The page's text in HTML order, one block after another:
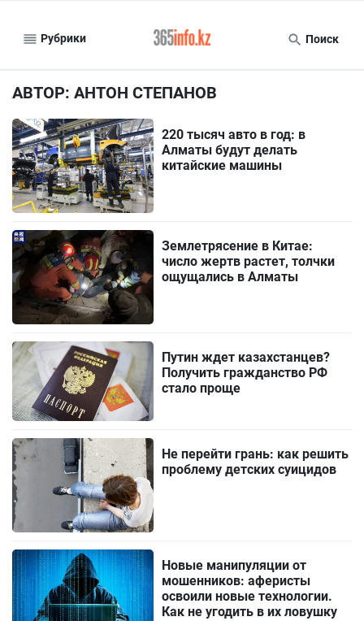
Рубрики Поиск
АВТОР: АНТОН СТЕПАНОВ
220 тысяч авто в год: в
Алматы будут делать
китайские машины
Землетрясение в Китае:
число жертв растет, толчки
ощущались в Алматы
Путин ждет казахстанцев?
Получить гражданство РФ
стало проще
Не перейти грань: как решить
проблему детских суицидов
Новые манипуляции от
мошенников: аферисты
освоили новые технологии.
Как не угодить в их ловушку